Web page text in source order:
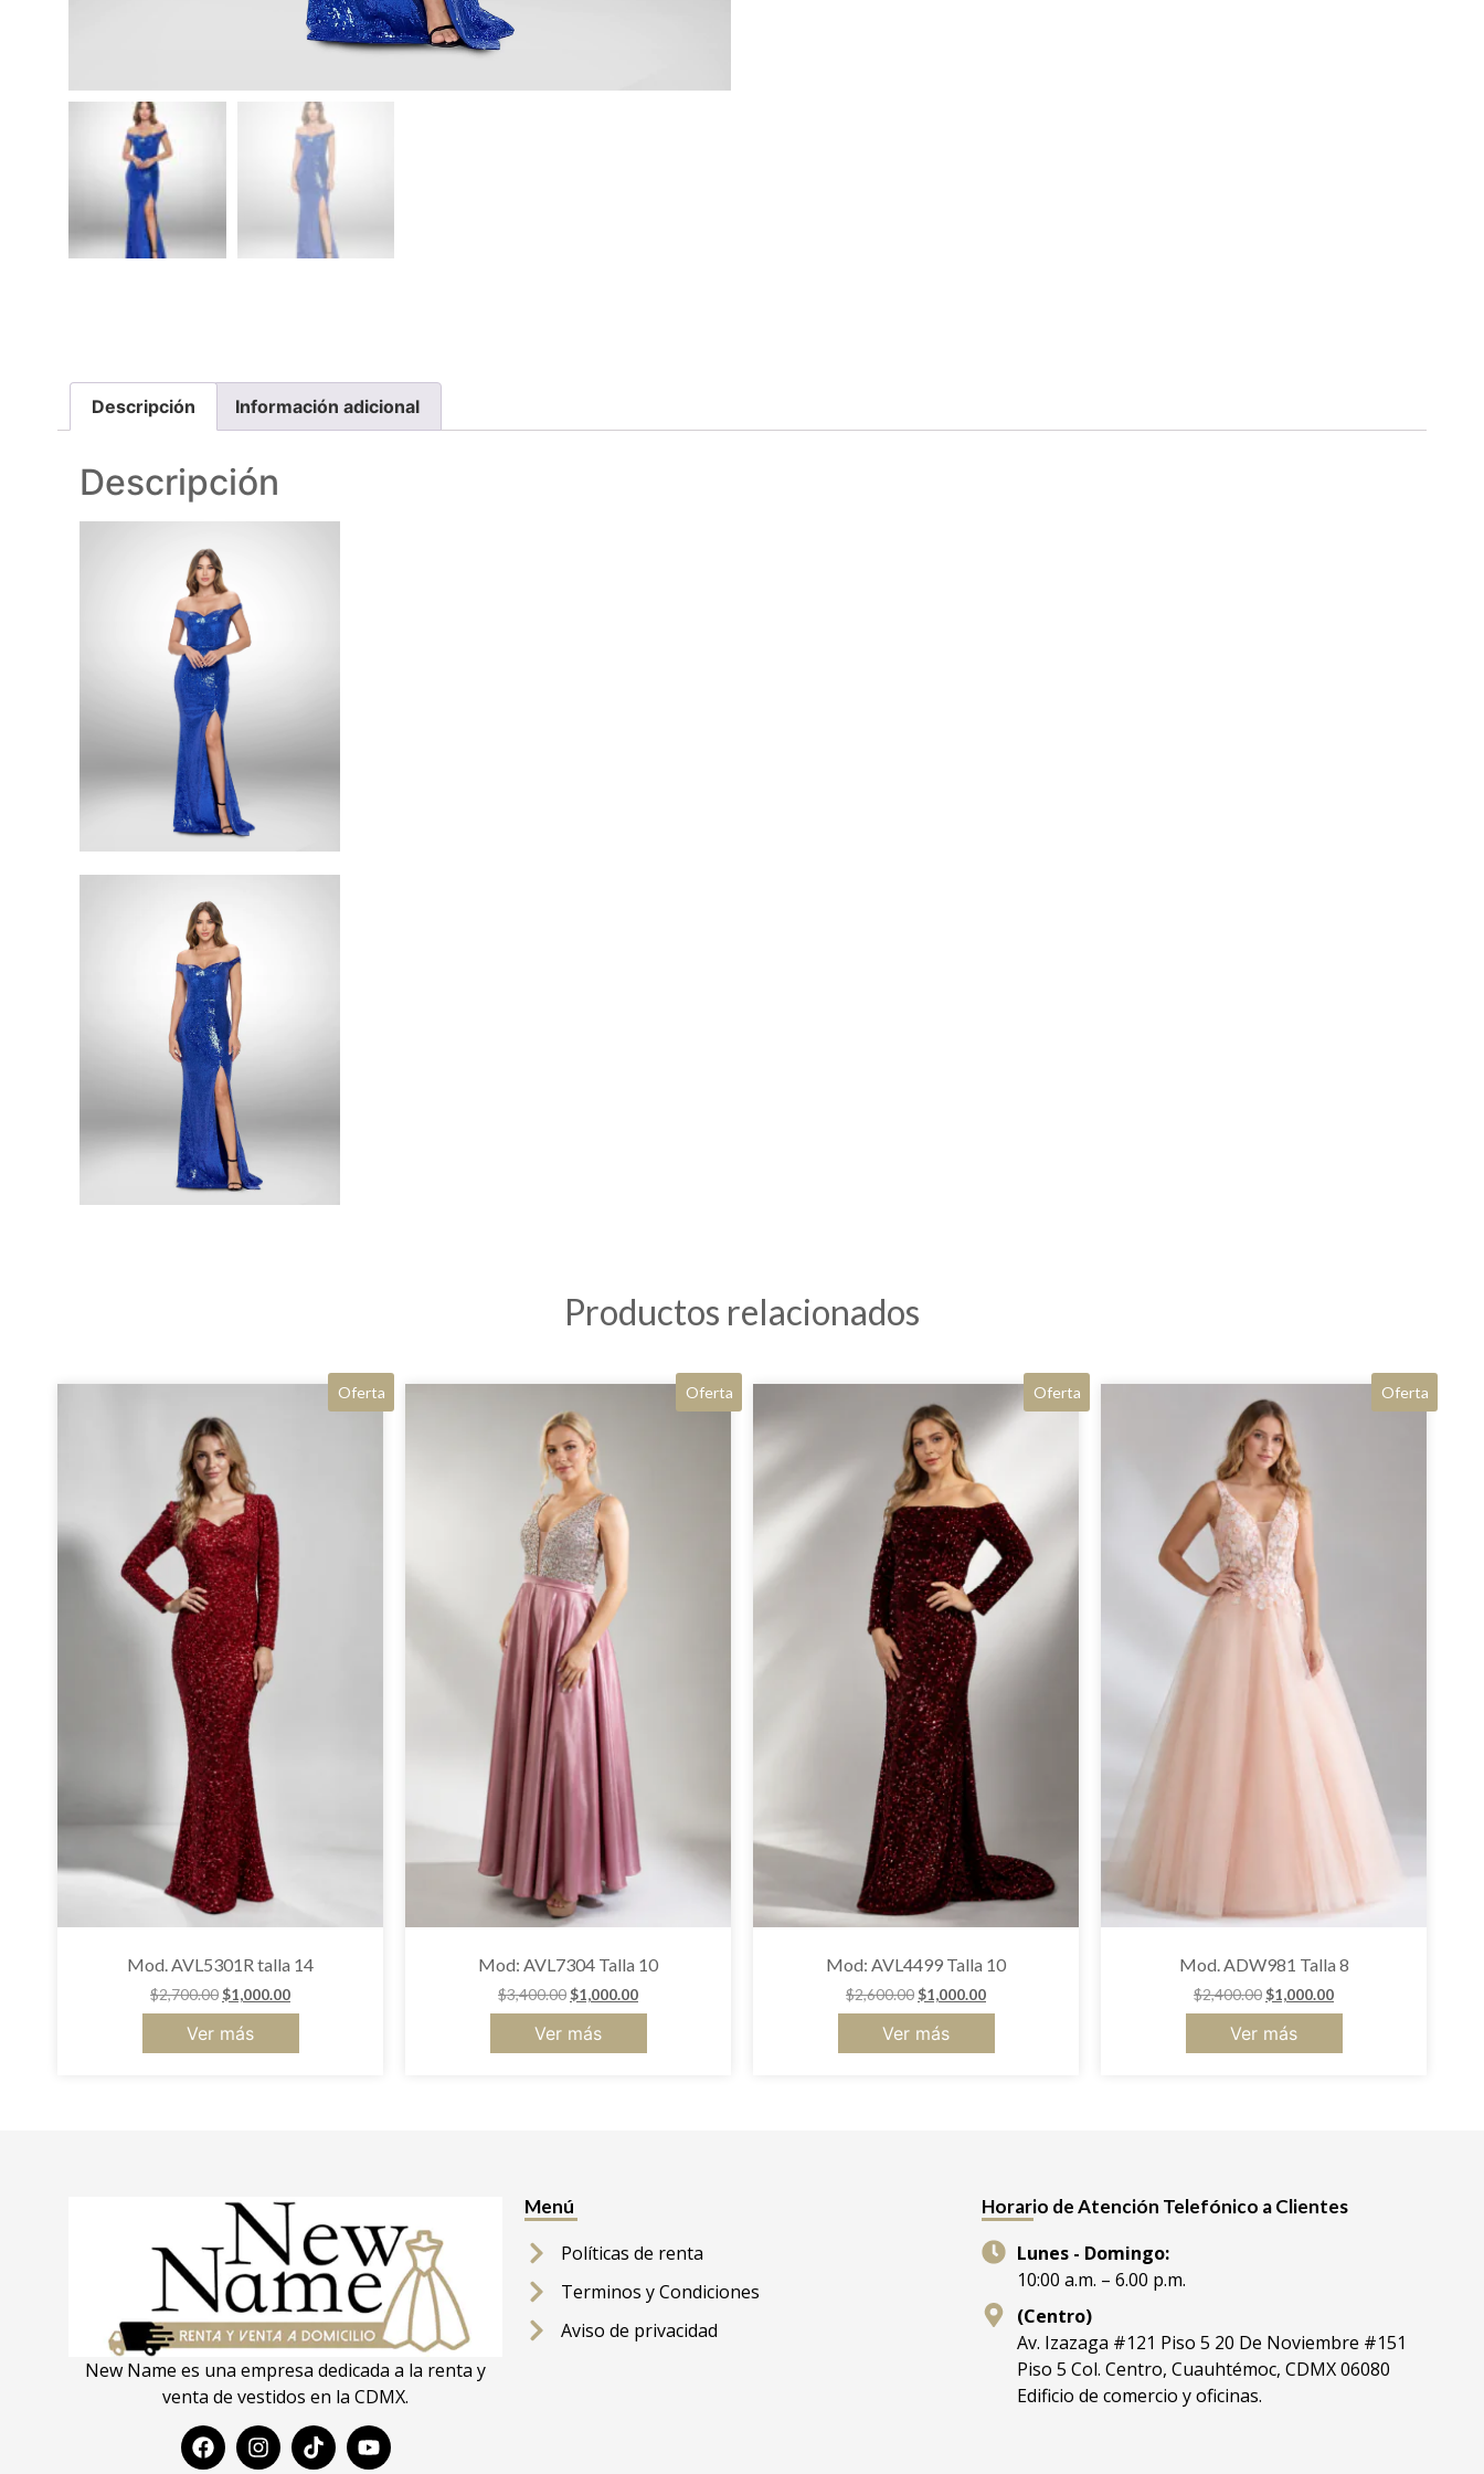
Descripción Información adicional
Descripción
Productos relacionados
Oferta
Mod. AVL5301R talla 14
$2,700.00$1,000.00
Ver más
Oferta
Mod: AVL7304 Talla 10
$3,400.00$1,000.00
Ver más
Oferta
Mod: AVL4499 Talla 10
$2,600.00$1,000.00
Ver más
Oferta
Mod. ADW981 Talla 8
$2,400.00$1,000.00
Ver más
New Name es una empresa dedicada a la renta y
venta de vestidos en la CDMX.
Menú
Políticas de renta
Terminos y Condiciones
Aviso de privacidad
Horario de Atención Telefónico a Clientes
Lunes - Domingo:
10:00 a.m. – 6.00 p.m.
(Centro)
Av. Izazaga #121 Piso 5 20 De Noviembre #151
Piso 5 Col. Centro, Cuauhtémoc, CDMX 06080
Edificio de comercio y oficinas.